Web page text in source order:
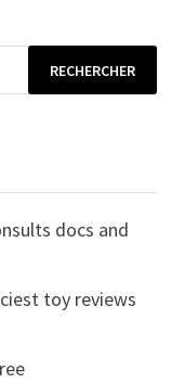
docs and
toy reviews